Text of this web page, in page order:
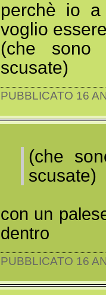
perchè io
voglio
(che sono
scusate)
PUBBLICATO 16
(che
scusate)
con un
dentro
PUBBLICATO 16